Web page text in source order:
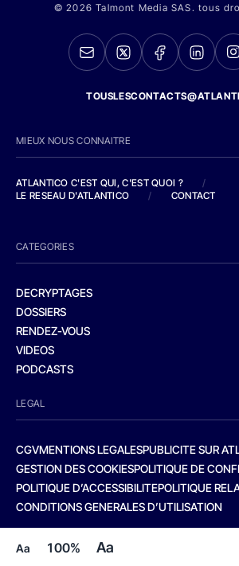
Aa 100% Aa
© 2026 Talmont Media SAS. tous
MIEUX NOUS CONNAITRE
ATLANTICO C'EST QUI, C'EST QUOI ?
/
LE RESEAU D'ATLANTICO
/ CONTACT
CATEGORIES
DECRYPTAGES
DOSSIERS
RENDEZ-VOUS
VIDEOS
PODCASTS
LEGAL
CGVMENTIONS LEGALESPUBLICITE SUR
GESTION DES COOKIESPOLITIQUE DE
POLITIQUE D’ACCESSIBILITEPOLITIQUE
CONDITIONS GENERALES D’UTILISATION